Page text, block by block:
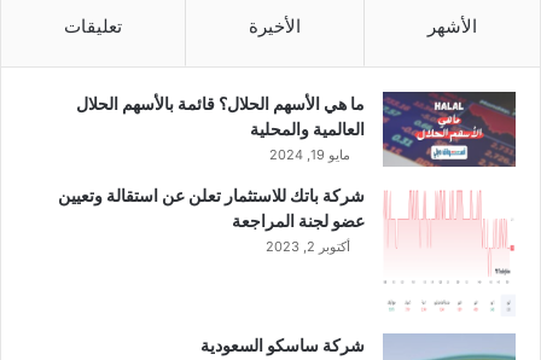
م
ش
ر
ي
الأشهر الأخيرة تعليقات
ما هي الأسهم الحلال؟ قائمة بالأسهم الحلال
العالمية والمحلية
مايو 19, 2024
شركة باتك للاستثمار تعلن عن استقالة وتعيين
عضو لجنة المراجعة
أكتوبر 2, 2023
شركة ساسكو السعودية